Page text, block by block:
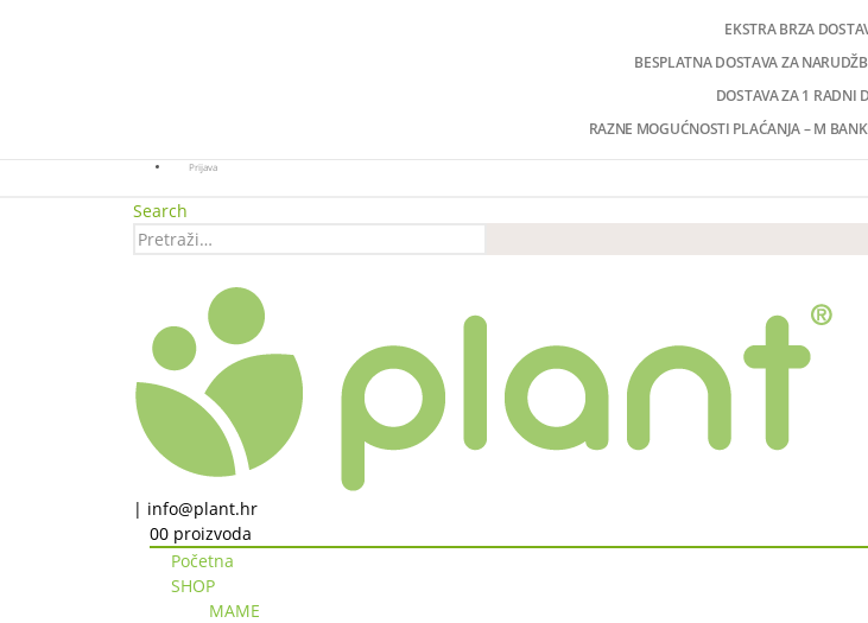
EKSTRA BRZA
BESPLATNA DOSTAVA ZA
DOSTAVA ZA 1 RADNI
RAZNE MOGUĆNOSTI PLAĆANJA – M
Prijava
Search
| info@plant.hr
00 proizvoda
Početna
SHOP
MAME